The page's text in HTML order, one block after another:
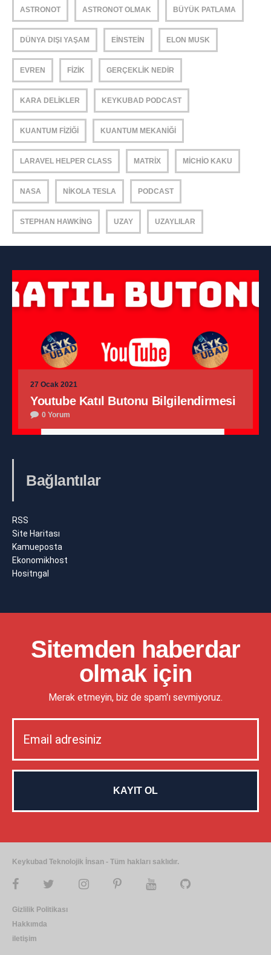
ASTRONOT ASTRONOT OLMAK BÜYÜK PATLAMA
DÜNYA DIŞI YAŞAM EINSTEIN ELON MUSK
EVREN FIZIK GERÇEKLIK NEDIR
KARA DELIKLER KEYKUBAD PODCAST
KUANTUM FIZIĞI KUANTUM MEKANIĞI
LARAVEL HELPER CLASS MATRIX MICHIO KAKU
NASA NIKOLA TESLA PODCAST
STEPHAN HAWKING UZAY UZAYLILAR
27 Ocak 2021
Youtube Katıl Butonu Bilgilendirmesi
0 Yorum
Bağlantılar
RSS
Site Haritası
Kamueposta
Ekonomikhost
Hositngal
Sitemden haberdar
olmak için
Merak etmeyin, biz de spam'ı sevmiyoruz.
Keykubad Teknolojik İnsan - Tüm hakları saklıdır.
Gizlilik Politikası
Hakkımda
iletişim